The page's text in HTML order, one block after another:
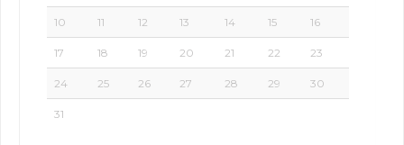
10 11 12 13 14 15 16
17 18 19 20 21 22 23
24 25 26 27 28 29 30
31